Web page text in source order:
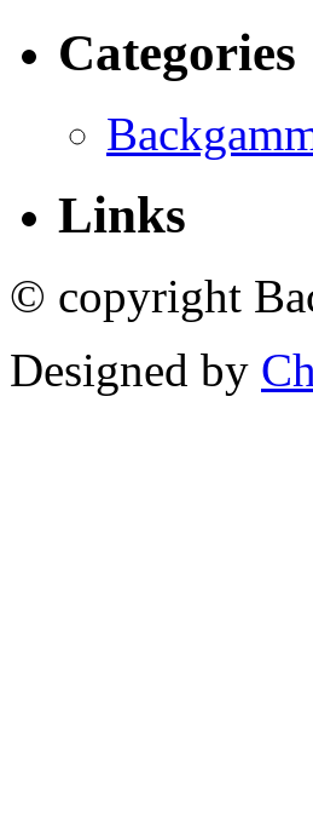
Categories
Links
© copyright
Designed by